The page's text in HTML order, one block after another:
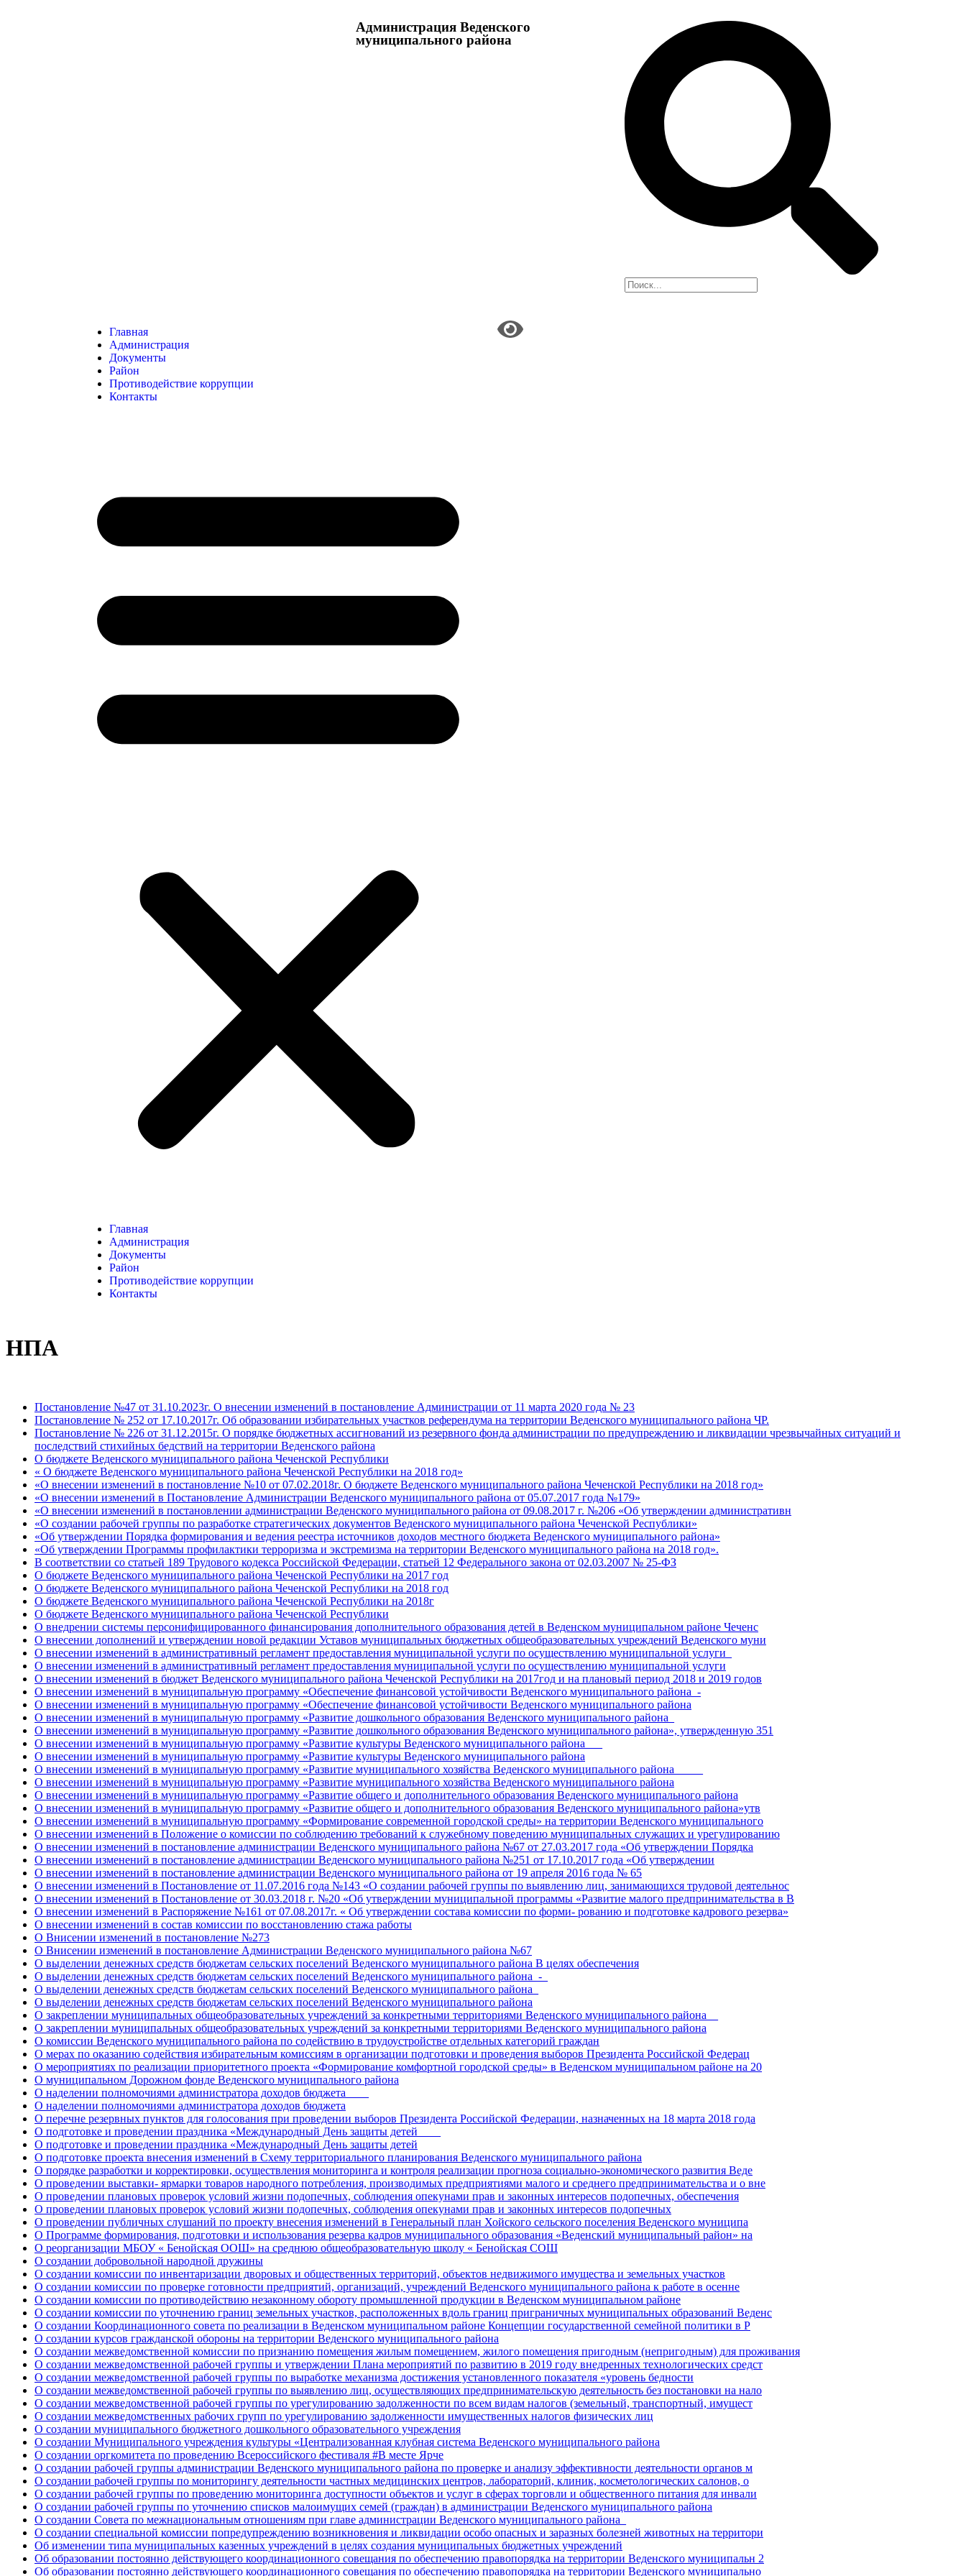
Администрация Веденского
муниципального района
Главная
Администрация
Документы
Район
Противодействие коррупции
Контакты
Главная
Администрация
Документы
Район
Противодействие коррупции
Контакты
НПА
Постановление №47 от 31.10.2023г. О внесении изменений в постановление Администрации от 11 марта 2020 года № 23
Постановление № 252 от 17.10.2017г. Об образовании избирательных участков референдума на территории Веденского муниципального района ЧР.
Постановление № 226 от 31.12.2015г. О порядке бюджетных ассигнований из резервного фонда администрации по предупреждению и ликвидации чрезвычайных ситуаций и
последствий стихийных бедствий на территории Веденского района
О бюджете Веденского муниципального района Чеченской Республики
« О бюджете Веденского муниципального района Чеченской Республики на 2018 год»
«О внесении изменений в постановление №10 от 07.02.2018г. О бюджете Веденского муниципального района Чеченской Республики на 2018 год»
«О внесении изменений в Постановление Администрации Веденского муниципального района от 05.07.2017 года №179»
«О внесении изменений в постановлении администрации Веденского муниципального района от 09.08.2017 г. №206 «Об утверждении административн
«О создании рабочей группы по разработке стратегических документов Веденского муниципального района Чеченской Республики»
«Об утверждении Порядка формирования и ведения реестра источников доходов местного бюджета Веденского муниципального района»
«Об утверждении Программы профилактики терроризма и экстремизма на территории Веденского муниципального района на 2018 год».
В соответствии со статьей 189 Трудового кодекса Российской Федерации, статьей 12 Федерального закона от 02.03.2007 № 25-ФЗ
О бюджете Веденского муниципального района Чеченской Республики на 2017 год
О бюджете Веденского муниципального района Чеченской Республики на 2018 год
О бюджете Веденского муниципального района Чеченской Республики на 2018г
О бюджете Веденского муниципального района Чеченской Республики
О внедрении системы персонифицированного финансирования дополнительного образования детей в Веденском муниципальном районе Чеченс
О внесении дополнений и утверждении новой редакции Уставов муниципальных бюджетных общеобразовательных учреждений Веденского муни
О внесении изменений в административный регламент предоставления муниципальной услуги по осуществлению муниципальной услуги_
О внесении изменений в административный регламент предоставления муниципальной услуги по осуществлению муниципальной услуги
О внесении изменений в бюджет Веденского муниципального района Чеченской Республики на 2017год и на плановый период 2018 и 2019 годов
О внесении изменений в муниципальную программу «Обеспечение финансовой устойчивости Веденского муниципального района_-
О внесении изменений в муниципальную программу «Обеспечение финансовой устойчивости Веденского муниципального района
О внесении изменений в муниципальную программу «Развитие дошкольного образования Веденского муниципального района_
О внесении изменений в муниципальную программу «Развитие дошкольного образования Веденского муниципального района», утвержденную 351
О внесении изменений в муниципальную программу «Развитие культуры Веденского муниципального района___
О внесении изменений в муниципальную программу «Развитие культуры Веденского муниципального района
О внесении изменений в муниципальную программу «Развитие муниципального хозяйства Веденского муниципального района_____
О внесении изменений в муниципальную программу «Развитие муниципального хозяйства Веденского муниципального района
О внесении изменений в муниципальную программу «Развитие общего и дополнительного образования Веденского муниципального района
О внесении изменений в муниципальную программу «Развитие общего и дополнительного образования Веденского муниципального района»утв
О внесении изменений в муниципальную программу «Формирование современной городской среды» на территории Веденского муниципального
О внесении изменений в Положение о комиссии по соблюдению требований к служебному поведению муниципальных служащих и урегулированию
О внесении изменений в постановление администрации Веденского муниципального района №67 от 27.03.2017 года «Об утверждении Порядка
О внесении изменений в постановление администрации Веденского муниципального района №251 от 17.10.2017 года «Об утверждении
О внесении изменений в постановление администрации Веденского муниципального района от 19 апреля 2016 года № 65
О внесении изменений в Постановление от 11.07.2016 года №143 «О создании рабочей группы по выявлению лиц, занимающихся трудовой деятельнос
О внесении изменений в Постановление от 30.03.2018 г. №20 «Об утверждении муниципальной программы «Развитие малого предпринимательства в В
О внесении изменений в Распоряжение №161 от 07.08.2017г. « Об утверждении состава комиссии по форми- рованию и подготовке кадрового резерва»
О внесении изменений в состав комиссии по восстановлению стажа работы
О Внисении изменений в постановление №273
О Внисении изменений в постановление Администрации Веденского муниципального района №67
О выделении денежных средств бюджетам сельских поселений Веденского муниципального района В целях обеспечения
О выделении денежных средств бюджетам сельских поселений Веденского муниципального района_-_
О выделении денежных средств бюджетам сельских поселений Веденского муниципального района_
О выделении денежных средств бюджетам сельских поселений Веденского муниципального района
О закреплении муниципальных общеобразовательных учреждений за конкретными территориями Веденского муниципального района__
О закреплении муниципальных общеобразовательных учреждений за конкретными территориями Веденского муниципального района
О комиссии Веденского муниципального района по содействию в трудоустройстве отдельных категорий граждан
О мерах по оказанию содействия избирательным комиссиям в организации подготовки и проведения выборов Президента Российской Федерац
О мероприятиях по реализации приоритетного проекта «Формирование комфортной городской среды» в Веденском муниципальном районе на 20
О муниципальном Дорожном фонде Веденского муниципального района
О наделении полномочиями администратора доходов бюджета____
О наделении полномочиями администратора доходов бюджета
О перечне резервных пунктов для голосования при проведении выборов Президента Российской Федерации, назначенных на 18 марта 2018 года
О подготовке и проведении праздника «Международный День защиты детей____
О подготовке и проведении праздника «Международный День защиты детей
О подготовке проекта внесения изменений в Схему территориального планирования Веденского муниципального района
О порядке разработки и корректировки, осуществления мониторинга и контроля реализации прогноза социально-экономического развития Веде
О проведении выставки- ярмарки товаров народного потребления, производимых предприятиями малого и среднего предпринимательства и о вне
О проведении плановых проверок условий жизни подопечных, соблюдения опекунами прав и законных интересов подопечных, обеспечения
О проведении плановых проверок условий жизни подопечных, соблюдения опекунами прав и законных интересов подопечных
О проведении публичных слушаний по проекту внесения изменений в Генеральный план Хойского сельского поселения Веденского муниципа
О Программе формирования, подготовки и использования резерва кадров муниципального образования «Веденский муниципальный район» на
О реорганизации МБОУ « Бенойская ООШ» на среднюю общеобразовательную школу « Бенойская СОШ
О создании добровольной народной дружины
О создании комиссии по инвентаризации дворовых и общественных территорий, объектов недвижимого имущества и земельных участков
О создании комиссии по проверке готовности предприятий, организаций, учреждений Веденского муниципального района к работе в осенне
О создании комиссии по противодействию незаконному обороту промышленной продукции в Веденском муниципальном районе
О создании комиссии по уточнению границ земельных участков, расположенных вдоль границ приграничных муниципальных образований Веденс
О создании Координационного совета по реализации в Веденском муниципальном районе Концепции государственной семейной политики в Р
О создании курсов гражданской обороны на территории Веденского муниципального района
О создании межведомственной комиссии по признанию помещения жилым помещением, жилого помещения пригодным (непригодным) для проживания
О создании межведомственной рабочей группы и утверждении Плана мероприятий по развитию в 2019 году внедренных технологических средст
О создании межведомственной рабочей группы по выработке механизма достижения установленного показателя «уровень бедности
О создании межведомственной рабочей группы по выявлению лиц, осуществляющих предпринимательскую деятельность без постановки на нало
О создании межведомственной рабочей группы по урегулированию задолженности по всем видам налогов (земельный, транспортный, имущест
О создании межведомственных рабочих групп по урегулированию задолженности имущественных налогов физических лиц
О создании муниципального бюджетного дошкольного образовательного учреждения
О создании Муниципального учреждения культуры «Централизованная клубная система Веденского муниципального района
О создании оргкомитета по проведению Всероссийского фестиваля #В месте Ярче
О создании рабочей группы администрации Веденского муниципального района по проверке и анализу эффективности деятельности органов м
О создании рабочей группы по мониторингу деятельности частных медицинских центров, лабораторий, клиник, косметологических салонов, о
О создании рабочей группы по проведению мониторинга доступности объектов и услуг в сферах торговли и общественного питания для инвали
О создании рабочей группы по уточнению списков малоимущих семей (граждан) в администрации Веденского муниципального района
О создании Совета по межнациональным отношениям при главе администрации Веденского муниципального района_
О создании специальной комиссии попредупреждению возникновения и ликвидации особо опасных и заразных болезней животных на территори
Об изменении типа муниципальных казенных учреждений в целях создания муниципальных бюджетных учреждений
Об образовании постоянно действующего координационного совещания по обеспечению правопорядка на территории Веденского муниципальн 2
Об образовании постоянно действующего координационного совещания по обеспечению правопорядка на территории Веденского муниципально